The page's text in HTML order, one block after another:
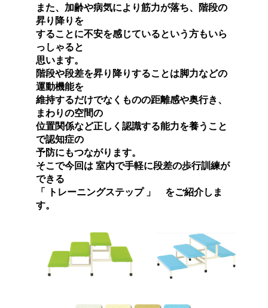
また、加齢や病気により筋力が落ち、階段の
昇り降りを
することに不安を感じているという方もいら
っしゃると
思います。
階段や段差を昇り降りすることは脚力などの
運動機能を
維持するだけでなくものの距離感や奥行き、
まわりの空間の
位置関係など正しく認識する能力を養うこと
で認知症の
予防にもつながります。
そこで今回は 室内で手軽に段差の歩行訓練が
できる
「 トレーニングステップ 」 をご紹介しま
す。